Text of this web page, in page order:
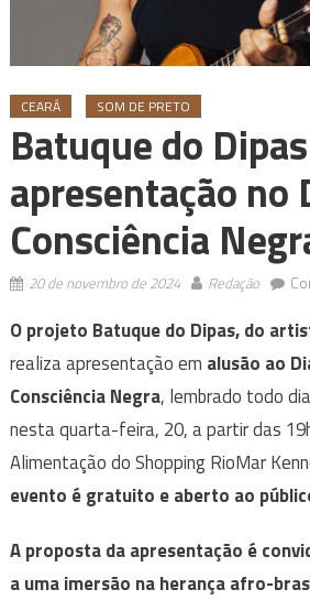
CEARÁ SOM DE PRETO
Batuque do
apresentação no
Consciência
20 de novembro de 2024 Redação
O projeto Batuque do Dipas, do
realiza apresentação em alusão ao
Consciência Negra, lembrado todo
nesta quarta-feira, 20, a partir das
Alimentação do Shopping RioMar
evento é gratuito e aberto ao
A proposta da apresentação é
a uma imersão na herança afro-